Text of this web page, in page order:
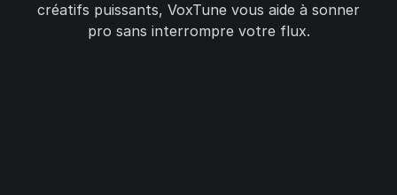
créatifs puissants, VoxTune vous aide à sonner
pro sans interrompre votre flux.